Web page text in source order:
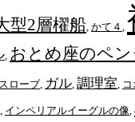
型2層櫂船 かて４
おとめ座のペ
ローブ ガル 調理室
インペリアルイーグルの像